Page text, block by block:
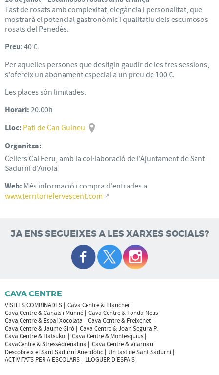
Tast de rosats amb complexitat, elegància i personalitat, que
mostrarà el potencial gastronòmic i qualitatiu dels escumosos
rosats del Penedès.
Preu: 40 €
Per aquelles persones que desitgin gaudir de les tres sessions,
s’ofereix un abonament especial a un preu de 100 €.
Les places són limitades.
Horari: 20.00h
Lloc: Pati de Can Guineu
Organitza:
Cellers Cal Feru, amb la col·laboració de l'Ajuntament de Sant
Sadurní d'Anoia
Web: Més informació i compra d'entrades a
www.territoriefervescent.com
JA ENS SEGUEIXES A LES XARXES SOCIALS?
CAVA CENTRE
VISITES COMBINADES
Cava Centre & Blancher
Cava Centre & Canals i Munné
Cava Centre & Fonda Neus
Cava Centre & Espai Xocolata
Cava Centre & Freixenet
Cava Centre & Jaume Giró
Cava Centre & Joan Segura P.
Cava Centre & Hatsukoi
Cava Centre & Montesquius
CavaCentre & StressAdrenalina
Cava Centre & Vilarnau
Descobreix el Sant Sadurní Anecdòtic
Un tast de Sant Sadurní
ACTIVITATS PER A ESCOLARS
LLOGUER D'ESPAIS